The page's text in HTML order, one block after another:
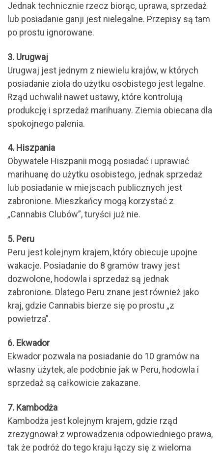
Jednak technicznie rzecz biorąc, uprawa, sprzedaż
lub posiadanie ganji jest nielegalne. Przepisy są tam
po prostu ignorowane.
3. Urugwaj
Urugwaj jest jednym z niewielu krajów, w których
posiadanie zioła do użytku osobistego jest legalne.
Rząd uchwalił nawet ustawy, które kontrolują
produkcję i sprzedaż marihuany. Ziemia obiecana dla
spokojnego palenia.
4. Hiszpania
Obywatele Hiszpanii mogą posiadać i uprawiać
marihuanę do użytku osobistego, jednak sprzedaż
lub posiadanie w miejscach publicznych jest
zabronione. Mieszkańcy mogą korzystać z
„Cannabis Clubów”, turyści już nie.
5. Peru
Peru jest kolejnym krajem, który obiecuje upojne
wakacje. Posiadanie do 8 gramów trawy jest
dozwolone, hodowla i sprzedaż są jednak
zabronione. Dlatego Peru znane jest również jako
kraj, gdzie Cannabis bierze się po prostu „z
powietrza”.
6. Ekwador
Ekwador pozwala na posiadanie do 10 gramów na
własny użytek, ale podobnie jak w Peru, hodowla i
sprzedaż są całkowicie zakazane.
7. Kambodża
Kambodża jest kolejnym krajem, gdzie rząd
zrezygnował z wprowadzenia odpowiedniego prawa,
tak że podróż do tego kraju łączy się z wieloma